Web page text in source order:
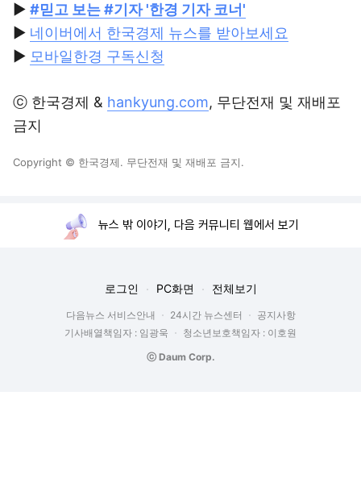
▶ #믿고 보는 #기자 '한경 기자 코너'
▶ 네이버에서 한국경제 뉴스를 받아보세요
▶ 모바일한경 구독신청
ⓒ 한국경제 & hankyung.com, 무단전재 및 재배포
금지
Copyright © 한국경제. 무단전재 및 재배포 금지.
뉴스 밖 이야기, 다음 커뮤니티 웹에서 보기
로그인 PC화면 전체보기
다음뉴스 서비스안내 24시간 뉴스센터
공지사항
기사배열책임자 : 임광욱
청소년보호책임자 : 이호원
ⓒ Daum Corp.